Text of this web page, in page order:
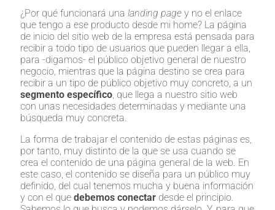
¿Por qué funcionará una landing page y no el enlace
que tengo a ese producto desde mi home? La página
de inicio del sitio web de la empresa está pensada para
recibir a todo tipo de usuarios que pueden llegar a ella,
para -digamos- el público objetivo general de nuestro
negocio, mientras que la página destino se crea para
recibir a un tipo de público objetivo muy concreto, a un
segmento específico , que llega a nuestro sitio web
con unas necesidades determinadas y mediante una
búsqueda muy concreta.
La forma de trabajar el contenido de estas páginas es,
por tanto, muy distinto de la que se usa cuando se
crea el contenido de una página general de la web. En
este caso, el contenido se diseña para un público muy
definido, del cual tenemos mucha y buena información
y con el que debemos conectar desde el principio.